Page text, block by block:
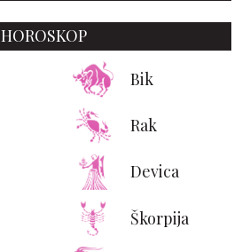
HOROSKOP
Bik
Rak
Devica
Škorpija